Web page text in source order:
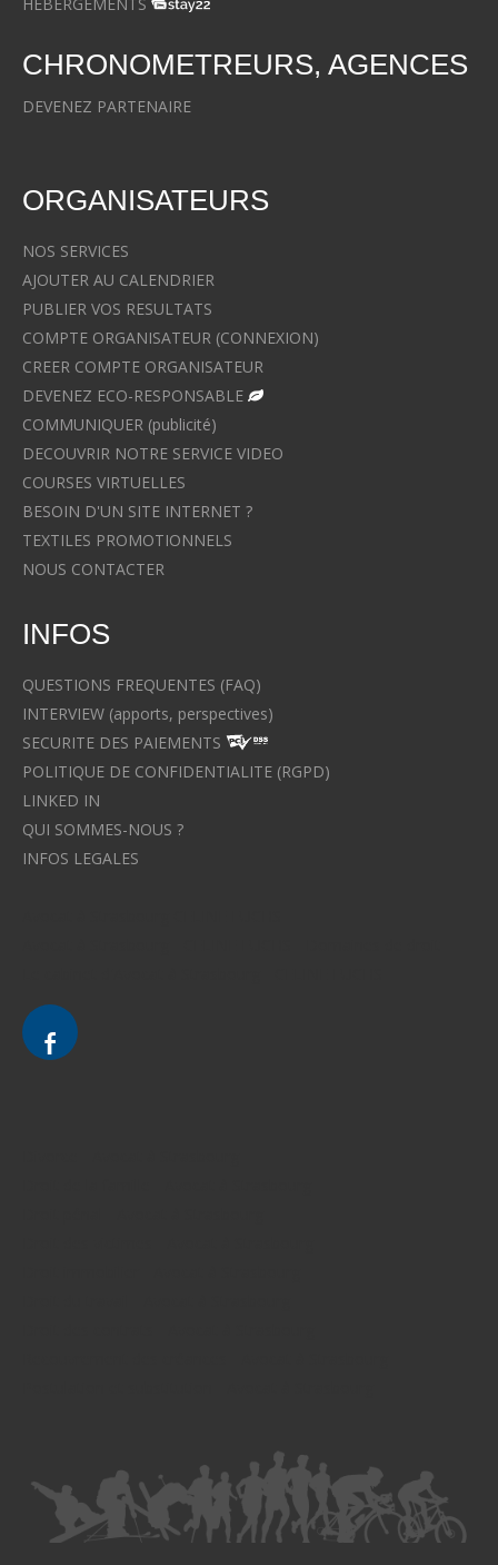
HEBERGEMENTS
CHRONOMETREURS, AGENCES
DEVENEZ PARTENAIRE
ORGANISATEURS
NOS SERVICES
AJOUTER AU CALENDRIER
PUBLIER VOS RESULTATS
COMPTE ORGANISATEUR (CONNEXION)
CREER COMPTE ORGANISATEUR
DEVENEZ ECO-RESPONSABLE
COMMUNIQUER (publicité)
DECOUVRIR NOTRE SERVICE VIDEO
COURSES VIRTUELLES
BESOIN D'UN SITE INTERNET ?
TEXTILES PROMOTIONNELS
NOUS CONTACTER
INFOS
QUESTIONS FREQUENTES (FAQ)
INTERVIEW (apports, perspectives)
SECURITE DES PAIEMENTS
POLITIQUE DE CONFIDENTIALITE (RGPD)
LINKED IN
QUI SOMMES-NOUS ?
INFOS LEGALES